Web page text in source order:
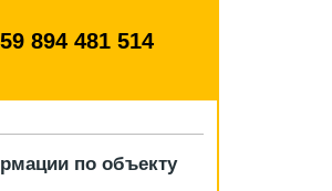
894 481 514
по объекту